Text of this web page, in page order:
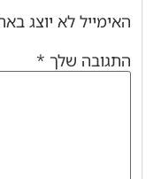
האימייל לא יוצג
התגובה שלך *